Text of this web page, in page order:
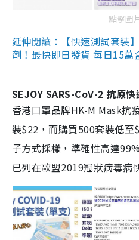
點擊圖
延伸閱讀：【快速測試套裝
劑！最快即日發貨 每日15萬
SEJOY SARS-CoV-2 抗原快
香港口罩品牌HK-M Mask抗
裝$22，而購買500套裝低
子方式採樣，準確性高達
已列在歐盟2019冠狀病毒病